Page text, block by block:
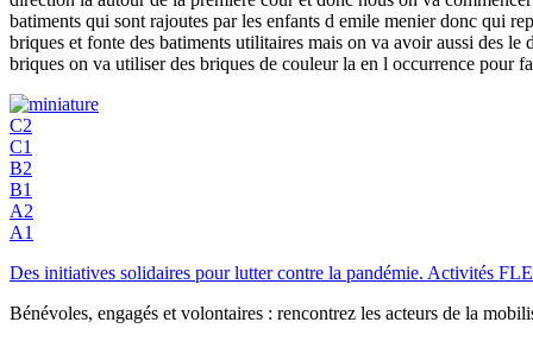
batiments qui sont rajoutes par les enfants d emile menier donc qui
briques et fonte des batiments utilitaires mais on va avoir aussi des
briques on va utiliser des briques de couleur la en l occurrence pour
C2
C1
B2
B1
A2
A1
Des initiatives solidaires pour lutter contre la pandémie. Activités
Bénévoles, engagés et volontaires : rencontrez les acteurs de la